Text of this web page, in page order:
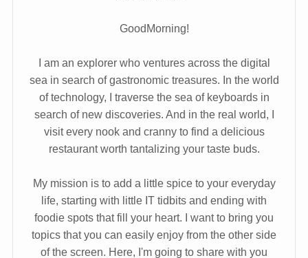
GoodMorning!
I am an explorer who ventures across the digital
sea in search of gastronomic treasures. In the world
of technology, I traverse the sea of keyboards in
search of new discoveries. And in the real world, I
visit every nook and cranny to find a delicious
restaurant worth tantalizing your taste buds.
My mission is to add a little spice to your everyday
life, starting with little IT tidbits and ending with
foodie spots that fill your heart. I want to bring you
topics that you can easily enjoy from the other side
of the screen. Here, I'm going to share with you